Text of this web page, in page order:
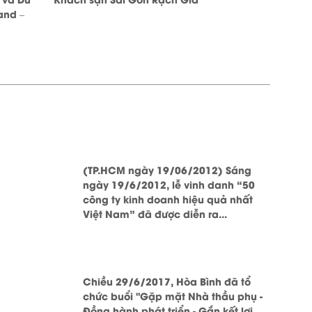
–
(TP.HCM ngày 19/06/2012) Sáng
ngày 19/6/2012, lễ vinh danh “50
công ty kinh doanh hiệu quả nhất
Việt Nam” đã được diễn ra...
Chiều 29/6/2017, Hòa Bình đã tổ
chức buổi "Gặp mặt Nhà thầu phụ -